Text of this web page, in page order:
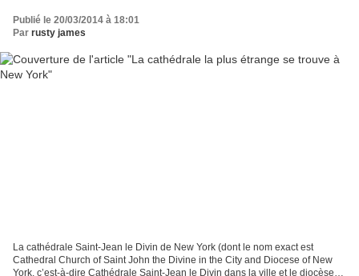
Publié le 20/03/2014 à 18:01
Par rusty james
La cathédrale Saint-Jean le Divin de New York (dont le nom exact est
Cathedral Church of Saint John the Divine in the City and Diocese of New
York, c’est-à-dire Cathédrale Saint-Jean le Divin dans la ville et le diocèse